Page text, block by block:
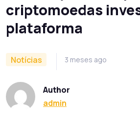
criptomoedas
plataforma
Notícias 3 meses ago
Author
admin